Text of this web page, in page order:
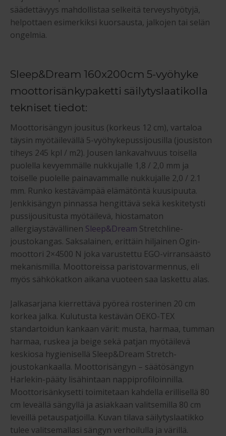
säädettävyys mahdollistaa selkeitä terveyshyötyjä,
helpottaen esimerkiksi kuorsausta, jalkojen tai selän
ongelmia.
Sleep&Dream 160x200cm 5-vyöhyke
moottorisänkypaketti säilytyslaatikolla
tekniset tiedot:
Moottorisängyn jousitus (korkeus 12 cm), vartaloa
täysin myötäilevällä 5-vyöhykepussijousilla (jousiston
tiheys 245 kpl / m2). Jousen lankavahvuus toisella
puolella kevyemmälle nukkujalle 1,8 / 2,0 mm ja
toiselle puolelle painavammalle nukkujalle 2,0 / 2.1
mm. Runko kestävämpää elämätöntä kuusipuuta.
Jenkkisängyn pinnassa hengittävä sekä keskitetysti
pussijousitusta myötäilevä, hiostamaton
allergiaystävällinen Sleep&Dream Stretchline-
joustokangas. Saksalainen, erittäin hiljainen Ogin-
moottori 2×4500 N joka varustettu EGO-virransäästö
mekanismilla. Moottoreissa paristovarmennus, eli
myös sähkökatkon aikana vuoteen saa laskettu alas.
Jalkasarjana kierrettävä pyöreä rosterinen 20 cm
korkea jalka. Kulutusta kestävän OEKO-TEX
standartoidun kankaan värit: musta, harmaa, tumman
harmaa, ruskea ja beige sekä patjan myötäilevä
keskiosa hygienisellä Sleep&Dream Stretch-
joustokankaalla. Moottorisängyn – säätösängyn
Harlekin-pääty lisähintaan nappiprofiloinnilla.
Moottorisänkysetti toimitetaan kahdella erillisellä 80
cm leveällä sängyllä ja asiakkaan valitsemilla 80 cm
leveillä petauspatjoilla. Kuvan tilava säilytyslaatikko
tulee valitsemallasi sängyn verhoilulla ja värillä.